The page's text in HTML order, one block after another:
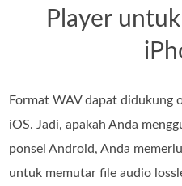
Player
Format WAV dapat didukung
iOS. Jadi, apakah Anda
ponsel Android, Anda
untuk memutar file audio